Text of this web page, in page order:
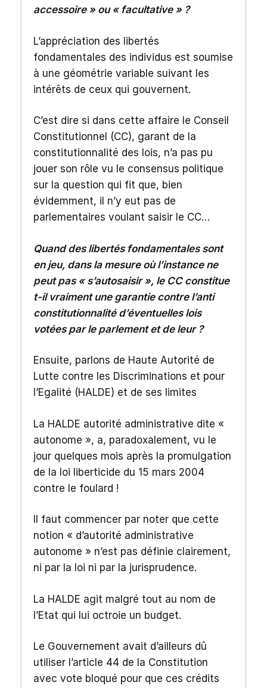
accessoire » ou « facultative » ?
L’appréciation des libertés
fondamentales des individus est soumise
à une géométrie variable suivant les
intérêts de ceux qui gouvernent.
C’est dire si dans cette affaire le Conseil
Constitutionnel (CC), garant de la
constitutionnalité des lois, n’a pas pu
jouer son rôle vu le consensus politique
sur la question qui fit que, bien
évidemment, il n’y eut pas de
parlementaires voulant saisir le CC…
Quand des libertés fondamentales sont
en jeu, dans la mesure où l’instance ne
peut pas « s’autosaisir », le CC constitue
t-il vraiment une garantie contre l’anti
constitutionnalité d’éventuelles lois
votées par le parlement et de leur ?
Ensuite, parlons de Haute Autorité de
Lutte contre les Discriminations et pour
l’Egalité (HALDE) et de ses limites
La HALDE autorité administrative dite «
autonome », a, paradoxalement, vu le
jour quelques mois après la promulgation
de la loi liberticide du 15 mars 2004
contre le foulard !
Il faut commencer par noter que cette
notion « d’autorité administrative
autonome » n’est pas définie clairement,
ni par la loi ni par la jurisprudence.
La HALDE agit malgré tout au nom de
l’Etat qui lui octroie un budget.
Le Gouvernement avait d’ailleurs dû
utiliser l’article 44 de la Constitution
avec vote bloqué pour que ces crédits